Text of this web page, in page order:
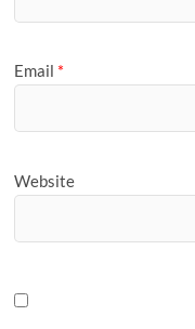
Email *
Website